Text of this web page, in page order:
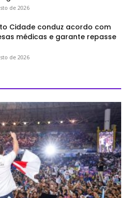
de 2026
Cidade conduz acordo com
médicas e garante repasse
de 2026